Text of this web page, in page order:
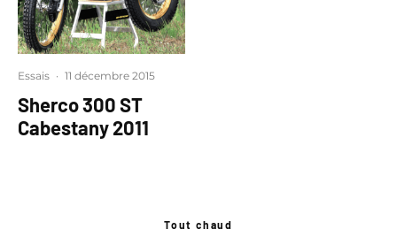
Essais · 11 décembre 2015
Sherco 300 ST
Cabestany 2011
Tout chaud